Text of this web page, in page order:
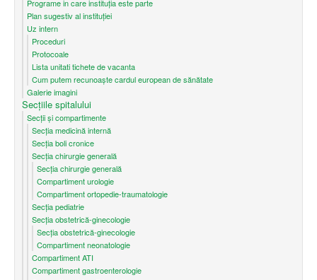
Programe in care instituția este parte
Plan sugestiv al instituției
Uz intern
Proceduri
Protocoale
Lista unitati tichete de vacanta
Cum putem recunoaşte cardul european de sănătate
Galerie imagini
Secțiile spitalului
Secții și compartimente
Secţia medicină internă
Secția boli cronice
Secția chirurgie generală
Secția chirurgie generală
Compartiment urologie
Compartiment ortopedie-traumatologie
Secția pediatrie
Secția obstetrică-ginecologie
Secția obstetrică-ginecologie
Compartiment neonatologie
Compartiment ATI
Compartiment gastroenterologie